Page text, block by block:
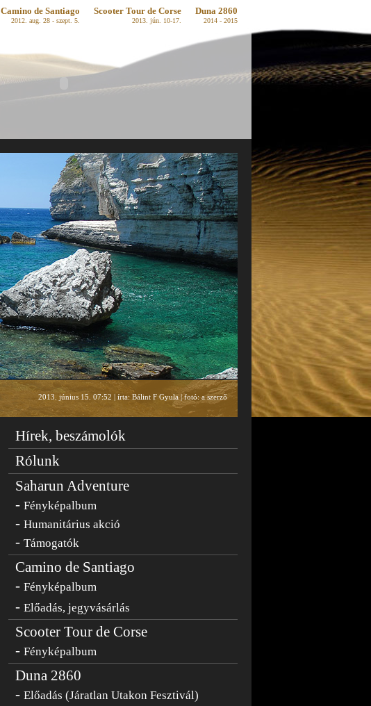
Camino de Santiago
2012. aug. 28 - szept. 5.
Scooter Tour de Corse
2013. jún. 10-17.
Duna 2860
2014 - 2015
2013. június 15. 07:52 | írta: Bálint F Gyula | fotó: a szerző
Hírek, beszámolók
Rólunk
Saharun Adventure
- Fényképalbum
- Humanitárius akció
- Támogatók
Camino de Santiago
- Fényképalbum
- Előadás, jegyvásárlás
Scooter Tour de Corse
- Fényképalbum
Duna 2860
- Előadás (Járatlan Utakon Fesztivál)